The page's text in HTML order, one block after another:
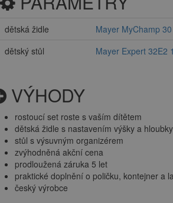
dětská židle
Mayer MyChamp
dětský stůl
Mayer Expert 32E2
VÝHODY
rostoucí set roste s vaším dítětem
dětská židle s nastavením výšky a
stůl s výsuvným organizérem
zvýhodněná akční cena
prodloužená záruka 5 let
praktické doplnění o poličku, kontejner a
český výrobce